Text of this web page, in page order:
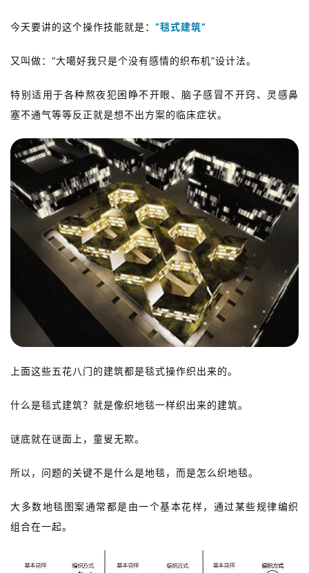
今天要讲的这个操作技能就是： “毯式建筑”
又叫做： “大噶好我只是个没有感情的织布机”设计法。
特别适用于各种熬夜犯困睁不开眼、脑子感冒不开窍、灵感鼻
塞不通气等等反正就是想不出方案的临床症状。
上面这些五花八门的建筑都是毯式操作织出来的。
什么是毯式建筑？ 就是像织地毯一样织出来的建筑。
谜底就在谜面上，童叟无欺。
所以， 问题的关键不是什么是地毯， 而是怎么织地毯。
大多数地毯图案通常都是由一个基本花样，通过某些规律编织
组合在一起。